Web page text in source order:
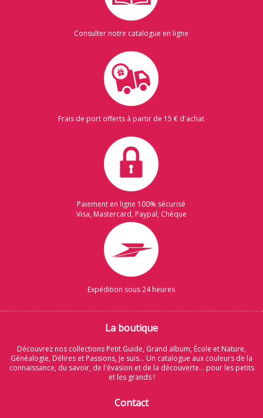
Consulter notre catalogue en ligne
Frais de port offerts à partir de 15 € d'achat
Paiement en ligne 100% sécurisé
Visa, Mastercard, Paypal, Chèque
Expédition sous 24 heures
La boutique
Découvrez nos collections Petit Guide, Grand album, École et Nature,
Généalogie, Délires et Passions, Je suis... Un catalogue aux couleurs de la
connaissance, du savoir, de l'évasion et de la découverte... pour les petits
et les grands !
Contact